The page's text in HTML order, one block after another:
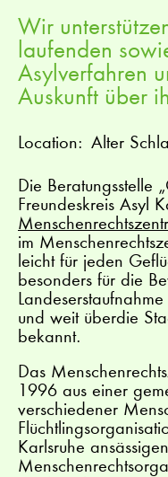
Wir
laufenden
Asylverfahren
Auskunft über
Location: Alter
Die Beratungsstelle
Freundeskreis Asyl
im
leicht für jeden
besonders für die
und weit überdie
bekannt.
Das
1996 aus einer
verschiedener
Karlsruhe ansässigen